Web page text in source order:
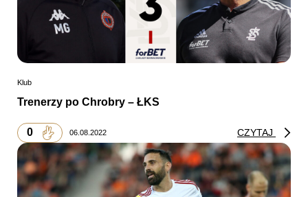
Klub
Trenerzy po Chrobry – ŁKS
0 06.08.2022 CZYTAJ